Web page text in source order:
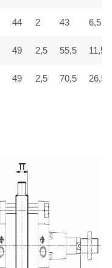
44 2 43 6,5
49 2,5 55,5 11,5
49 2,5 70,5 26,5